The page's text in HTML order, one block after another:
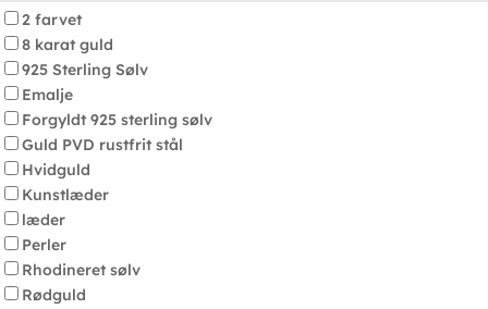
2 farvet
8 karat guld
925 Sterling Sølv
Emalje
Forgyldt 925 sterling sølv
Guld PVD rustfrit stål
Hvidguld
Kunstlæder
læder
Perler
Rhodineret sølv
Rødguld